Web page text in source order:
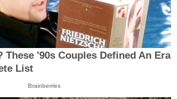
These '90s Couples Defined An Era
List
Brainberries